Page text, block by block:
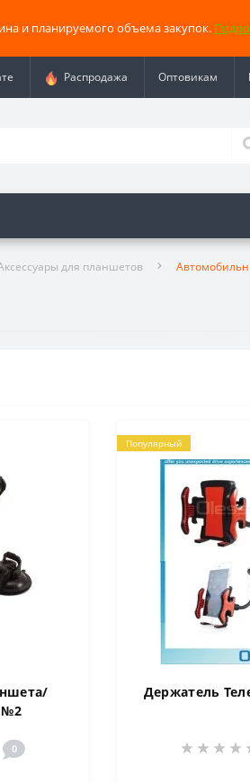
и планируемого объема закупок.
Распродажа Оптовикам
для планшетов
№2
0
Популярный
Держатель